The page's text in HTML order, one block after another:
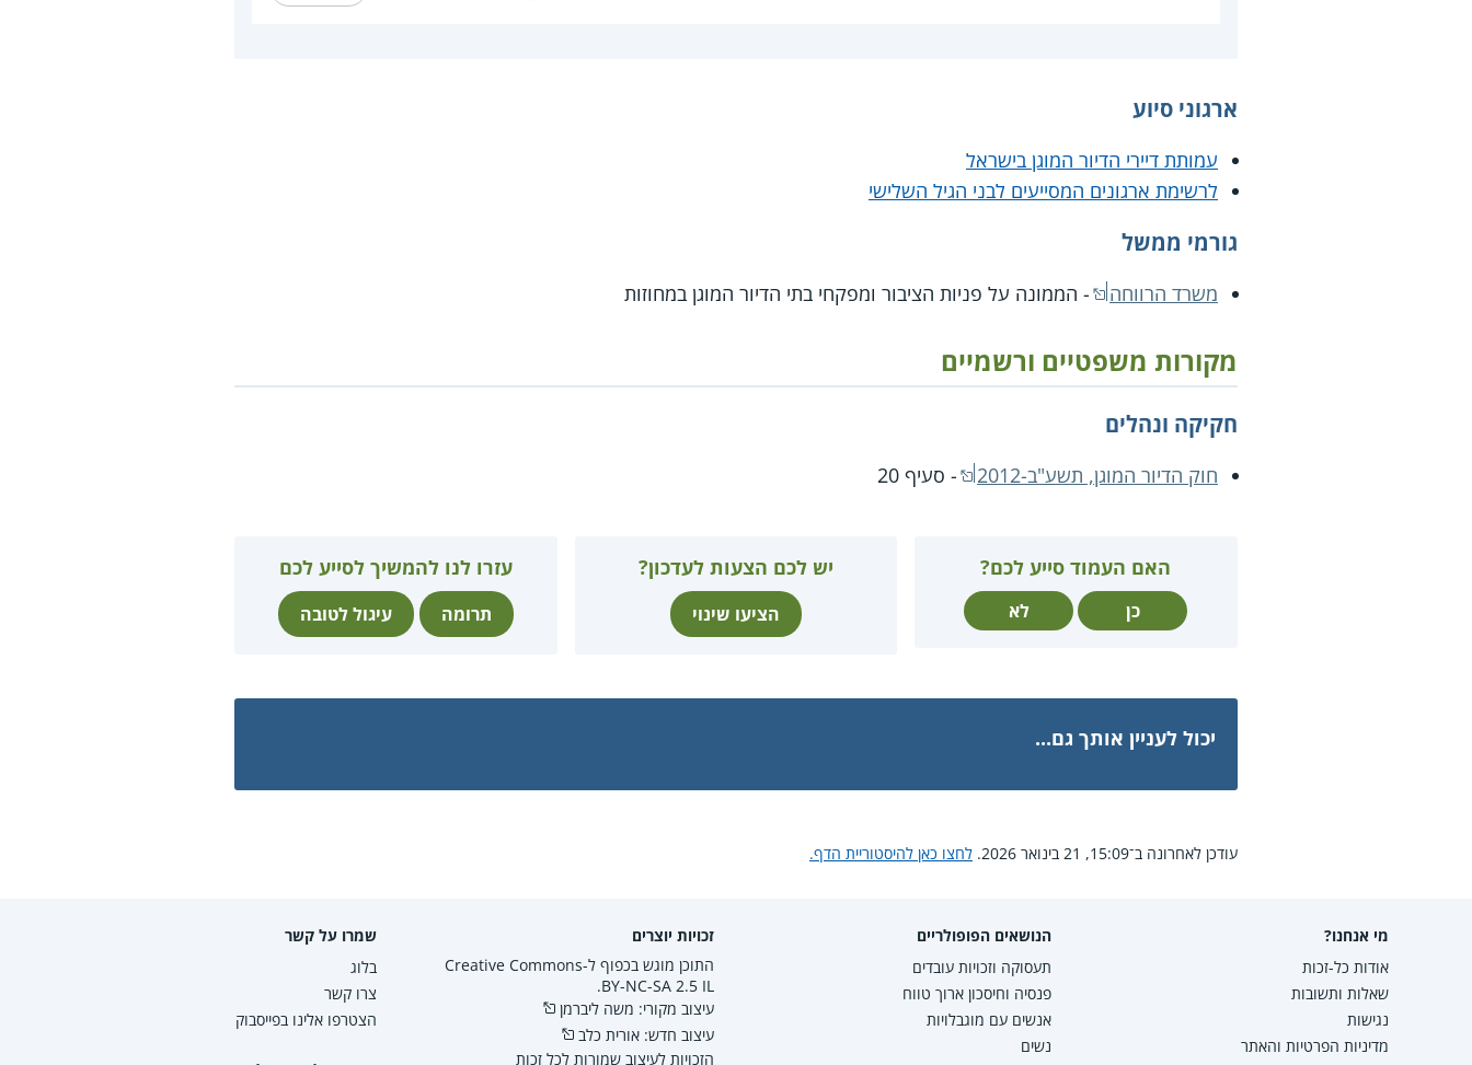
ארגוני סיוע
עמותת דיירי הדיור המוגן בישראל
לרשימת ארגונים המסייעים לבני הגיל השלישי
גורמי ממשל
משרד הרווחה - הממונה על פניות הציבור ומפקחי בתי הדיור המוגן במחוזות
מקורות משפטיים ורשמיים
חקיקה ונהלים
חוק הדיור המוגן, תשע"ב-2012 - סעיף 20
האם העמוד סייע לכם?
כן לא
יש לכם הצעות לעדכון?
הציעו שינוי
עזרו לנו להמשיך לסייע לכם
תרומה עיגול לטובה
יכול לעניין אותך גם...
עודכן לאחרונה ב־15:09, 21 בינואר 2026. לחצו כאן להיסטוריית הדף.
מי אנחנו?
אודות כל-זכות
שאלות ותשובות
נגישות
מדיניות הפרטיות והאתר
הנושאים הפופולריים
תעסוקה וזכויות עובדים
פנסיה וחיסכון ארוך טווח
אנשים עם מוגבלויות
נשים
זכויות יוצרים
התוכן מוגש בכפוף ל-Creative Commons
BY-NC-SA 2.5 IL.
עיצוב מקורי: משה ליברמן
עיצוב חדש: אורית כלב
הזכויות לעיצוב שמורות לכל זכות
שמרו על קשר
בלוג
צרו קשר
הצטרפו אלינו בפייסבוק